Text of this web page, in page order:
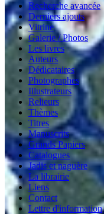
Recherche avancée
Derniers ajouts
Vitrine
Galerie / Photos
Les livres
Auteurs
Dédicataires
Photographes
Illustrateurs
Relieurs
Thèmes
Titres
Manuscrits
Grands Papiers
Catalogues
Jadis et naguère
La librairie
Liens
Contact
Lettre d'information